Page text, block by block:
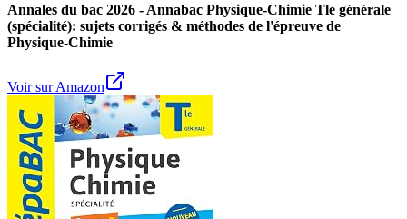
Annales du bac 2026 - Annabac Physique-Chimie Tle générale
(spécialité): sujets corrigés & méthodes de l'épreuve de
Physique-Chimie
Voir sur Amazon